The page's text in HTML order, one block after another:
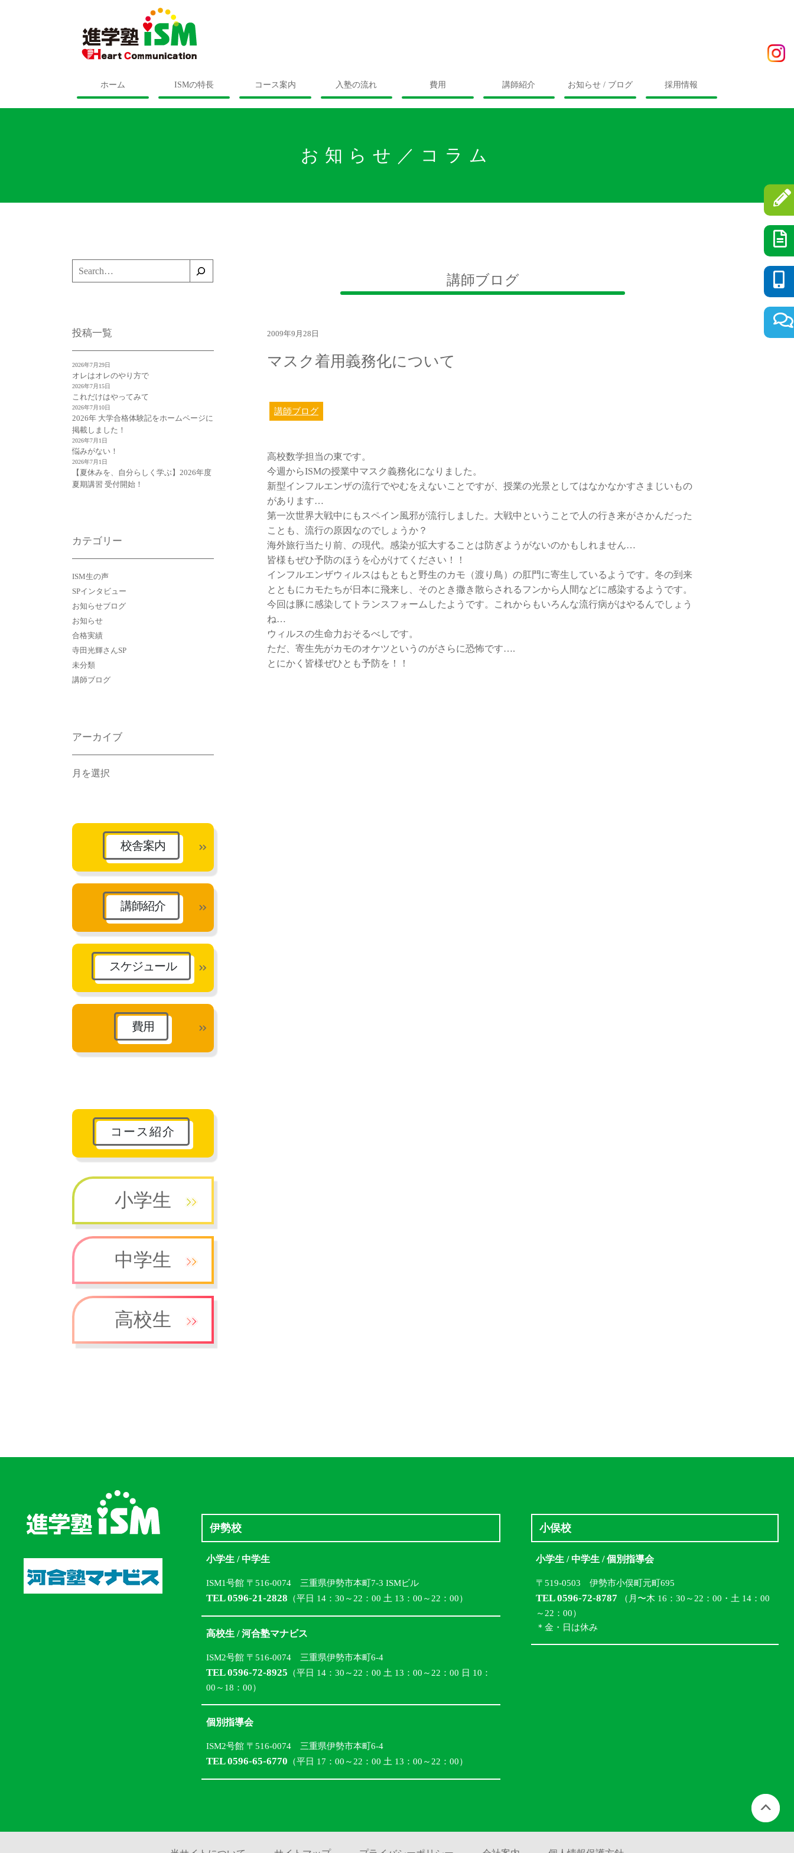
ホーム ISMの特長 コース案内 入塾の流れ 費用 講師紹介 お知らせ / ブログ 採用情報
お知らせ／コラム
講師ブログ
2009年9月28日
マスク着用義務化について
講師ブログ
高校数学担当の東です。
今週からISMの授業中マスク義務化になりました。
新型インフルエンザの流行でやむをえないことですが、授業の光景としてはなかなかすさまじいもの
があります…
第一次世界大戦中にもスペイン風邪が流行しました。大戦中ということで人の行き来がさかんだった
ことも、流行の原因なのでしょうか？
海外旅行当たり前、の現代。感染が拡大することは防ぎようがないのかもしれません…
皆様もぜひ予防のほうを心がけてください！！
インフルエンザウィルスはもともと野生のカモ（渡り鳥）の肛門に寄生しているようです。冬の到来
とともにカモたちが日本に飛来し、そのとき撒き散らされるフンから人間などに感染するようです。
今回は豚に感染してトランスフォームしたようです。これからもいろんな流行病がはやるんでしょう
ね…
ウィルスの生命力おそるべしです。
ただ、寄生先がカモのオケツというのがさらに恐怖です….
とにかく皆様ぜひとも予防を！！
検
索
投稿一覧
オレはオレのやり方で
2026年7月29日
これだけはやってみて
2026年7月15日
2026年 大学合格体験記をホームページに
掲載しました！
2026年7月10日
悩みがない！
2026年7月1日
【夏休みを、自分らしく学ぶ】2026年度
夏期講習 受付開始！
2026年7月1日
カテゴリー
ISM生の声
SPインタビュー
お知らせブログ
お知らせ
合格実績
寺田光輝さんSP
未分類
講師ブログ
アーカイブ
ア
ブ
校舎案内
講師紹介
スケジュール
費用
コース紹介
小学生
中学生
高校生
伊勢校
小学生 / 中学生
ISM1号館 〒516-0074 三重県伊勢市本町7-3 ISMビル
TEL 0596-21-2828 （平日 14：30～22：00 土 13：00～22：00）
高校生 / 河合塾マナビス
ISM2号館 〒516-0074 三重県伊勢市本町6-4
TEL 0596-72-8925 （平日 14：30～22：00 土 13：00～22：00 日 10：
00～18：00）
個別指導会
ISM2号館 〒516-0074 三重県伊勢市本町6-4
TEL 0596-65-6770 （平日 17：00～22：00 土 13：00～22：00）
小俣校
小学生 / 中学生 / 個別指導会
〒519-0503 伊勢市小俣町元町695
TEL 0596-72-8787 （月〜木 16：30～22：00・土 14：00
～22：00）
＊金・日は休み